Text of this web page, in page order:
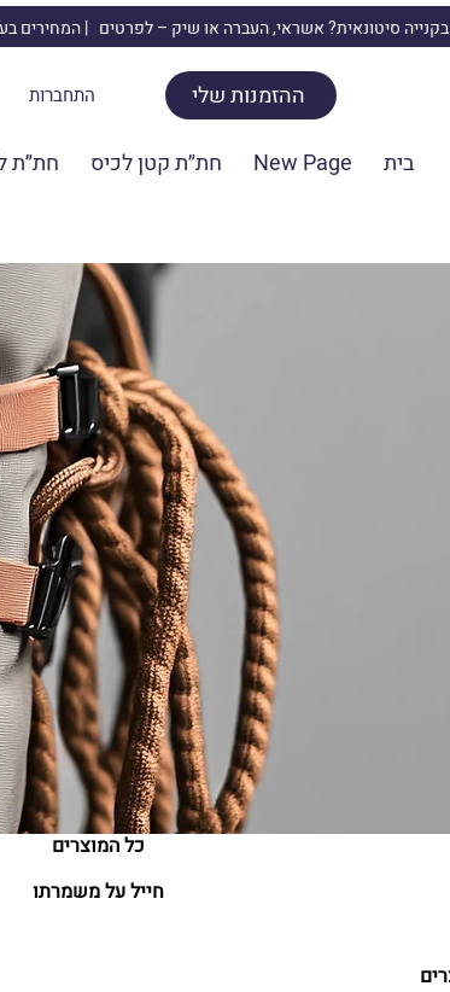
בקנייה סיטונאית? אשראי, העברה או שיק –לפרטים | המחירים
התחברות ההזמנות שלי
בית New Page חת״ת קטן לכיס חת״ת
כל המוצרים
חייל על משמרתו